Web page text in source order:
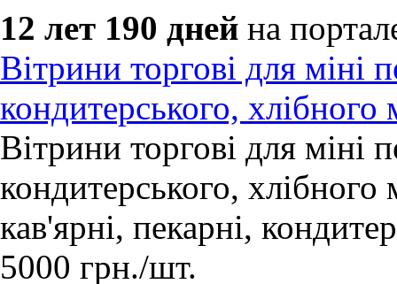
12 лет 190 дней на
Вітрини торгові для міні
кондитерського, хлібного
Вітрини торгові для міні
кондитерського, хлібного
кав'ярні, пекарні,
5000 грн./шт.